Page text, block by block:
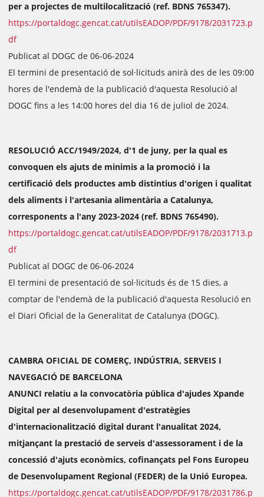
per a projectes de multilocalització (ref. BDNS 765347).
https://portaldogc.gencat.cat/utilsEADOP/PDF/9178/2031723.p
df
Publicat al DOGC de 06-06-2024
El termini de presentació de sol·licituds anirà des de les 09:00
hores de l'endemà de la publicació d'aquesta Resolució al
DOGC fins a les 14:00 hores del dia 16 de juliol de 2024.
RESOLUCIÓ ACC/1949/2024, d'1 de juny, per la qual es
convoquen els ajuts de minimis a la promoció i la
certificació dels productes amb distintius d'origen i qualitat
dels aliments i l'artesania alimentària a Catalunya,
corresponents a l'any 2023-2024 (ref. BDNS 765490).
https://portaldogc.gencat.cat/utilsEADOP/PDF/9178/2031713.p
df
Publicat al DOGC de 06-06-2024
El termini de presentació de sol·licituds és de 15 dies, a
comptar de l'endemà de la publicació d'aquesta Resolució en
el Diari Oficial de la Generalitat de Catalunya (DOGC).
CAMBRA OFICIAL DE COMERÇ, INDÚSTRIA, SERVEIS I
NAVEGACIÓ DE BARCELONA
ANUNCI relatiu a la convocatòria pública d'ajudes Xpande
Digital per al desenvolupament d'estratègies
d'internacionalització digital durant l'anualitat 2024,
mitjançant la prestació de serveis d'assessorament i de la
concessió d'ajuts econòmics, cofinançats pel Fons Europeu
de Desenvolupament Regional (FEDER) de la Unió Europea.
https://portaldogc.gencat.cat/utilsEADOP/PDF/9178/2031786.p